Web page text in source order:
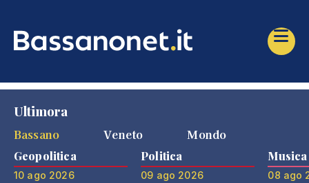
Ultimora
Bassano
Veneto Mondo
Geopolitica
10 ago 2026
Politica
09 ago 2026
Musica
08 ago